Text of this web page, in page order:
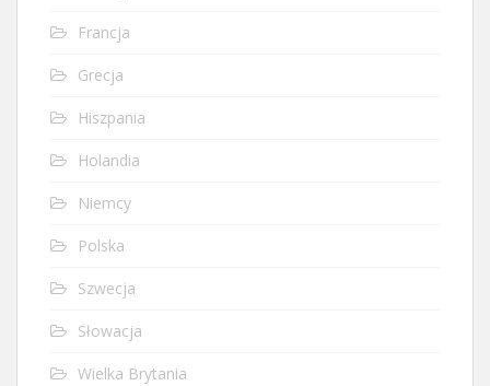
Francja
Grecja
Hiszpania
Holandia
Niemcy
Polska
Szwecja
Słowacja
Wielka Brytania